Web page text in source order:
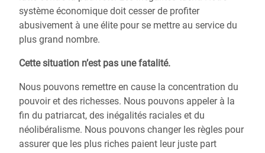
système économique doit cesser de profiter
abusivement à une élite pour se mettre au service du
plus grand nombre.
Cette situation n’est pas une fatalité.
Nous pouvons remettre en cause la concentration du
pouvoir et des richesses. Nous pouvons appeler à la
fin du patriarcat, des inégalités raciales et du
néolibéralisme. Nous pouvons changer les règles pour
assurer que les plus riches paient leur juste part